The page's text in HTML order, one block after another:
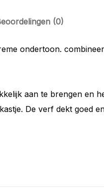
(0)
ondertoon.
aan te brengen en
De verf dekt goed